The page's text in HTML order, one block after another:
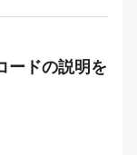
ードの説明を